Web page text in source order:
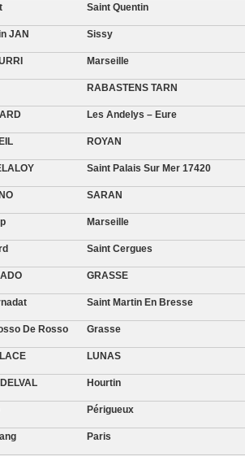
Saint Quentin
JAN Sissy
Marseille
RABASTENS TARN
Les Andelys – Eure
ROYAN
Saint Palais Sur Mer 17420
SARAN
Marseille
Saint Cergues
GRASSE
Saint Martin En Bresse
De Rosso Grasse
LUNAS
Hourtin
Périgueux
Paris